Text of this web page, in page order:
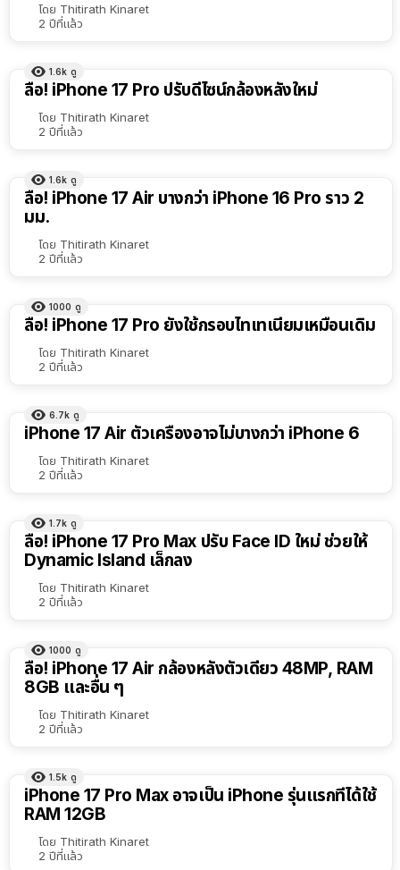
โดย Thitirath Kinaret
2 ปีที่แล้ว
1.6k ดู
ลือ! iPhone 17 Pro ปรับดีไซน์กล้องหลังใหม่
โดย Thitirath Kinaret
2 ปีที่แล้ว
1.6k ดู
ลือ! iPhone 17 Air บางกว่า iPhone 16 Pro ราว 2
มม.
โดย Thitirath Kinaret
2 ปีที่แล้ว
1000 ดู
ลือ! iPhone 17 Pro ยังใช้กรอบไทเทเนียมเหมือนเดิม
โดย Thitirath Kinaret
2 ปีที่แล้ว
6.7k ดู
iPhone 17 Air ตัวเครื่องอาจไม่บางกว่า iPhone 6
โดย Thitirath Kinaret
2 ปีที่แล้ว
1.7k ดู
ลือ! iPhone 17 Pro Max ปรับ Face ID ใหม่ ช่วยให้
Dynamic Island เล็กลง
โดย Thitirath Kinaret
2 ปีที่แล้ว
1000 ดู
ลือ! iPhone 17 Air กล้องหลังตัวเดียว 48MP, RAM
8GB และอื่น ๆ
โดย Thitirath Kinaret
2 ปีที่แล้ว
1.5k ดู
iPhone 17 Pro Max อาจเป็น iPhone รุ่นแรกที่ได้ใช้
RAM 12GB
โดย Thitirath Kinaret
2 ปีที่แล้ว